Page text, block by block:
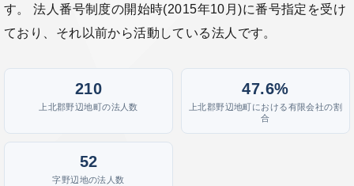
す。 法人番号制度の開始時(2015年10月)に番号指定を受け
ており、それ以前から活動している法人です。
210
上北郡野辺地町の法人数
47.6%
上北郡野辺地町における有限会社の割
合
52
字野辺地の法人数